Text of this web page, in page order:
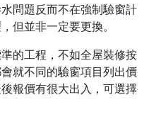
問題反而不在強制驗窗計
但並非一定要更換。
的工程，不如全屋裝修按
就不同的驗窗項目列出價
報價有很大出入，可選擇